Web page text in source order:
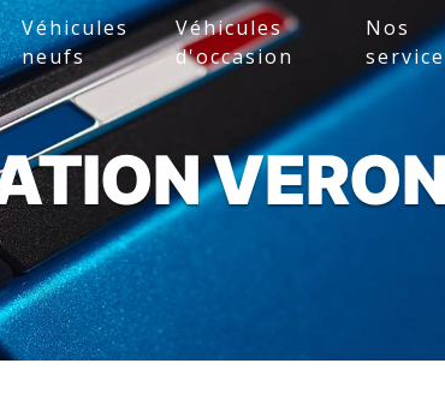
Véhicules
neufs
Véhicules
d'occasion
Nos